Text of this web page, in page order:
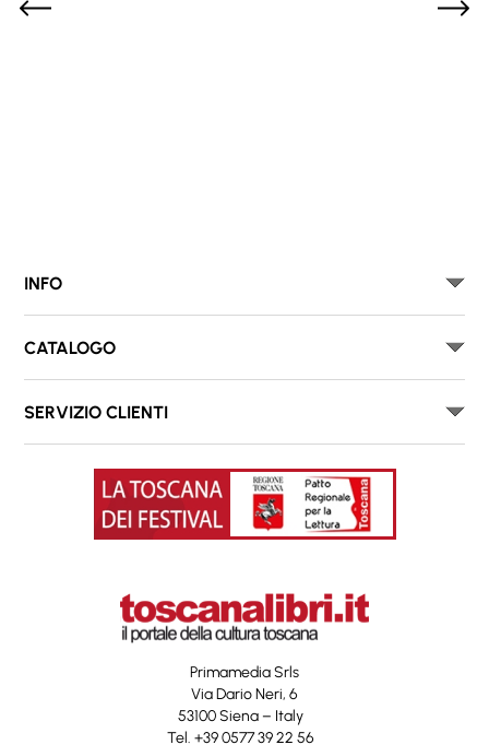
INFO
CATALOGO
SERVIZIO CLIENTI
Primamedia Srls
Via Dario Neri, 6
53100 Siena – Italy
Tel. +39 0577 39 22 56